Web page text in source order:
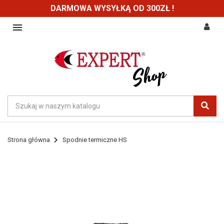
DARMOWA WYSYŁKĄ OD 300ZŁ !

Strona główna Spodnie termiczne HS